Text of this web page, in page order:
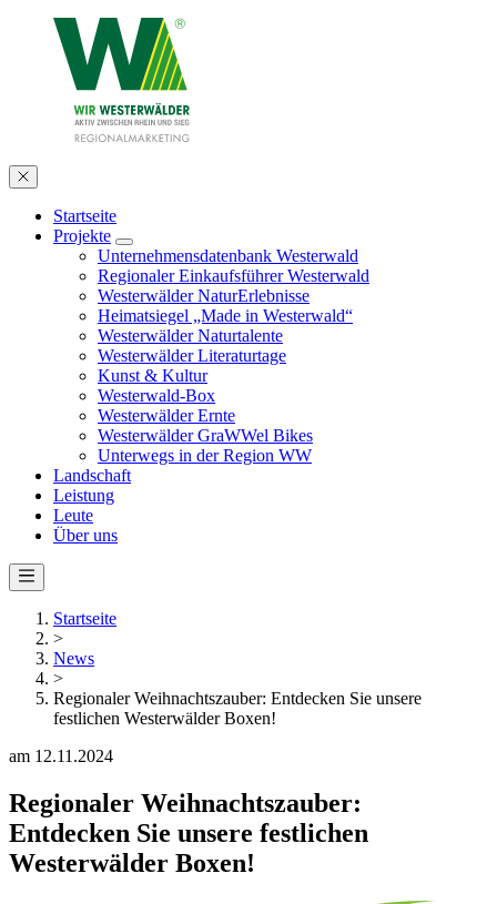
Startseite
Projekte
Unternehmensdatenbank Westerwald
Regionaler Einkaufsführer Westerwald
Westerwälder NaturErlebnisse
Heimatsiegel „Made in Westerwald“
Westerwälder Naturtalente
Westerwälder Literaturtage
Kunst & Kultur
Westerwald-Box
Westerwälder Ernte
Westerwälder GraWWel Bikes
Unterwegs in der Region WW
Landschaft
Leistung
Leute
Über uns
Startseite
>
News
>
Regionaler Weihnachtszauber: Entdecken Sie unsere
festlichen Westerwälder Boxen!
am 12.11.2024
Regionaler Weihnachtszauber:
Entdecken Sie unsere festlichen
Westerwälder Boxen!